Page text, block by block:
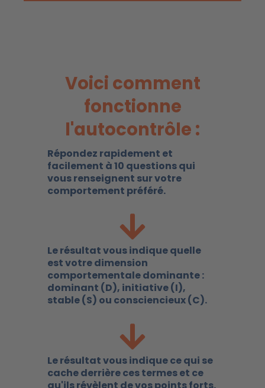
Voici comment
fonctionne
l'autocontrôle :
Répondez rapidement et
facilement à 10 questions qui
vous renseignent sur votre
comportement préféré.
Le résultat vous indique quelle
est votre dimension
comportementale dominante :
dominant (D), initiative (I),
stable (S) ou consciencieux (C).
Le résultat vous indique ce qui se
cache derrière ces termes et ce
qu'ils révèlent de vos points forts.